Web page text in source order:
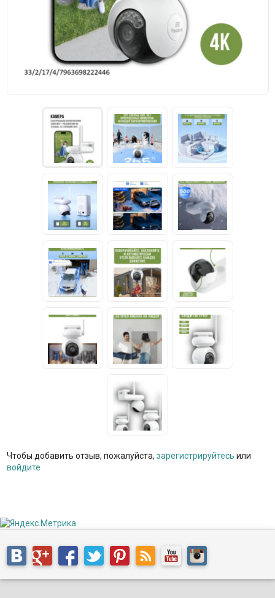
Чтобы добавить отзыв, пожалуйста, зарегистрируйтесь или
войдите